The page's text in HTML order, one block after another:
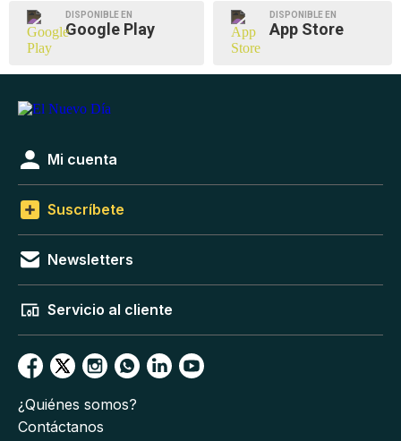
DISPONIBLE EN
Google Play
DISPONIBLE EN
App Store
Mi cuenta
Suscríbete
Newsletters
Servicio al cliente
¿Quiénes somos?
Contáctanos